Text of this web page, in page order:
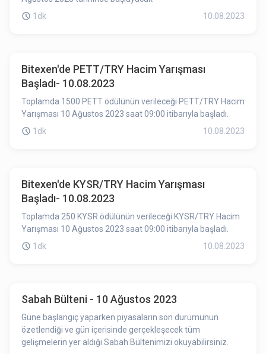
1dk
10.08.2023
Bitexen'de PETT/TRY Hacim Yarışması
Başladı- 10.08.2023
Toplamda 1500 PETT ödülünün verileceği PETT/TRY Hacim
Yarışması 10 Ağustos 2023 saat 09:00 itibarıyla başladı.
1dk
10.08.2023
Bitexen'de KYSR/TRY Hacim Yarışması
Başladı- 10.08.2023
Toplamda 250 KYSR ödülünün verileceği KYSR/TRY Hacim
Yarışması 10 Ağustos 2023 saat 09:00 itibarıyla başladı.
1dk
10.08.2023
Sabah Bülteni - 10 Ağustos 2023
Güne başlangıç yaparken piyasaların son durumunun
özetlendiği ve gün içerisinde gerçekleşecek tüm
gelişmelerin yer aldığı Sabah Bültenimizi okuyabilirsiniz.